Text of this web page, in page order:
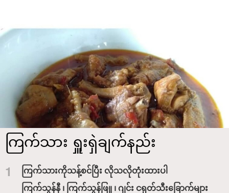
ကြက်သား ရှူးရှဲချက်နည်း
1
ကြက်သားကိုသန့်စင်ပြီး လိုသလိုတုံးထားပါ
ကြက်သွန်နီ ၊ ကြက်သွန်ဖြူ ၊ ဂျင်း ငရုတ်သီးခြောက်များ